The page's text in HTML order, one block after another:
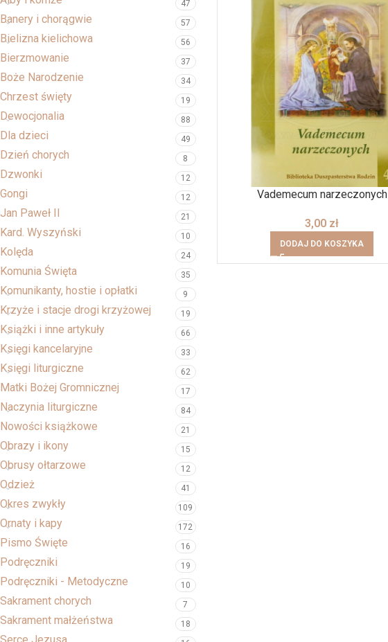
47
Banery i chorągwie 57
Bielizna kielichowa 56
Bierzmowanie 37
Boże Narodzenie 34
Chrzest święty 19
Dewocjonalia 88
Dla dzieci 49
Dzień chorych 8
Dzwonki 12
Gongi 12
Jan Paweł II 21
Kard. Wyszyński 10
Kolęda 24
Komunia Święta 35
Komunikanty, hostie i opłatki 9
Krzyże i stacje drogi krzyżowej 19
Książki i inne artykuły 66
Księgi kancelaryjne 33
Księgi liturgiczne 62
Matki Bożej Gromnicznej 17
Naczynia liturgiczne 84
Nowości książkowe 21
Obrazy i ikony 15
Obrusy ołtarzowe 12
Odzież 41
Okres zwykły 109
Ornaty i kapy 172
Pismo Święte 16
Podręczniki 19
Podręczniki - Metodyczne 10
Sakrament chorych 7
Sakrament małżeństwa 18
Vademecum narzeczonych
3,00 zł
DODAJ DO KOSZYKA